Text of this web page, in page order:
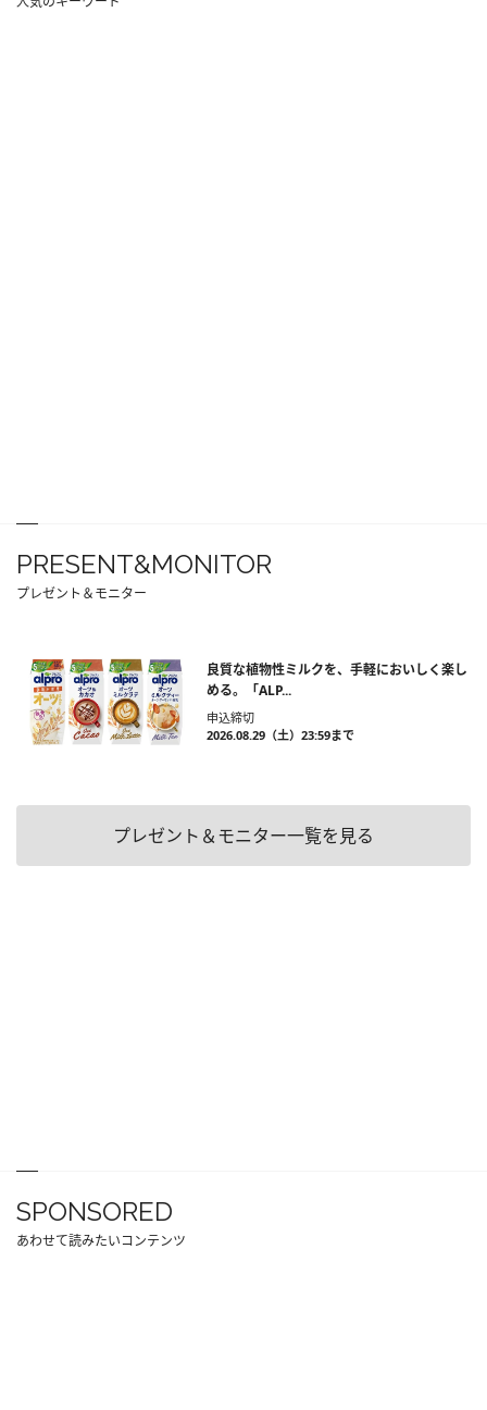
PRESENT&MONITOR
プレゼント＆モニター
良質な植物性ミルクを、手軽においしく楽し
める。「ALP...
申込締切
2026.08.29（土）23:59まで
プレゼント＆モニター一覧を見る
SPONSORED
あわせて読みたいコンテンツ